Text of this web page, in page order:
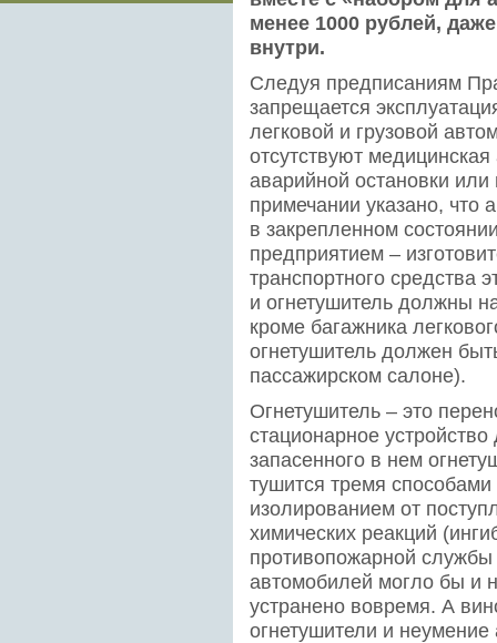
менее 1000 рублей,
внутри.
Следуя предписаниям
запрещается
легковой и грузовой
отсутствуют медицинская
аварийной остановки
примечании указано, что
в закрепленном
предприятием –
транспортного средства
и огнетушитель должны
кроме багажника
огнетушитель должен
пассажирском салоне).
Огнетушитель – это
стационарное
запасенного в нем
тушится тремя
изолированием от
химических реакций
противопожарной
автомобилей могло бы и
устранено вовремя. А
огнетушители и неумение